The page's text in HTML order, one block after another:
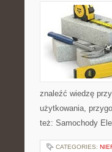
znaleźć wiedzę
użytkowania,
też: Samochody
CATEGORIES: